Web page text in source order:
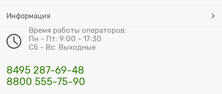
Информация
Время работы операторов:
Пн - Пт: 9:00 - 17:30
Сб - Вс: Выходные
8495 287-69-48
8800 555-75-90